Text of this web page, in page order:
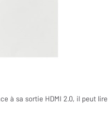
à sa sortie HDMI 2.0, il peut